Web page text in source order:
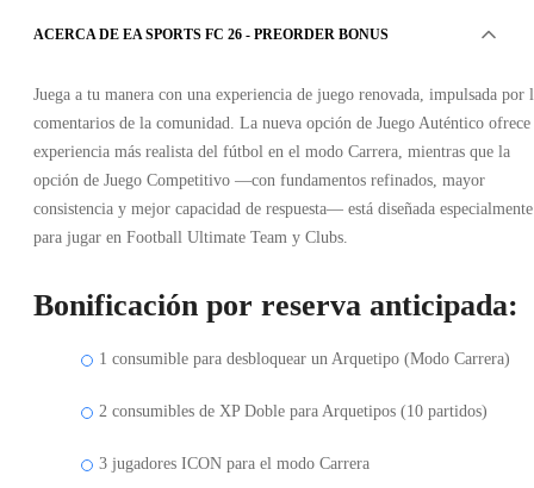
ACERCA DE EA SPORTS FC 26 - PREORDER BONUS
Juega a tu manera con una experiencia de juego renovada, impulsada por
comentarios de la comunidad. La nueva opción de Juego Auténtico ofrece
experiencia más realista del fútbol en el modo Carrera, mientras que la
opción de Juego Competitivo —con fundamentos refinados, mayor
consistencia y mejor capacidad de respuesta— está diseñada especialmente
para jugar en Football Ultimate Team y Clubs.
Bonificación por reserva anticipada:
1 consumible para desbloquear un Arquetipo (Modo Carrera)
2 consumibles de XP Doble para Arquetipos (10 partidos)
3 jugadores ICON para el modo Carrera